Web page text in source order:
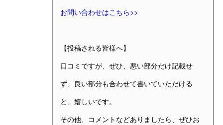
お問い合わせはこちら>>
【投稿される皆様へ】
口コミですが、ぜひ、悪い部分だけ記載せ
ず、良い部分も合わせて書いていただける
と、嬉しいです。
その他、コメントなどありましたら、ぜひお